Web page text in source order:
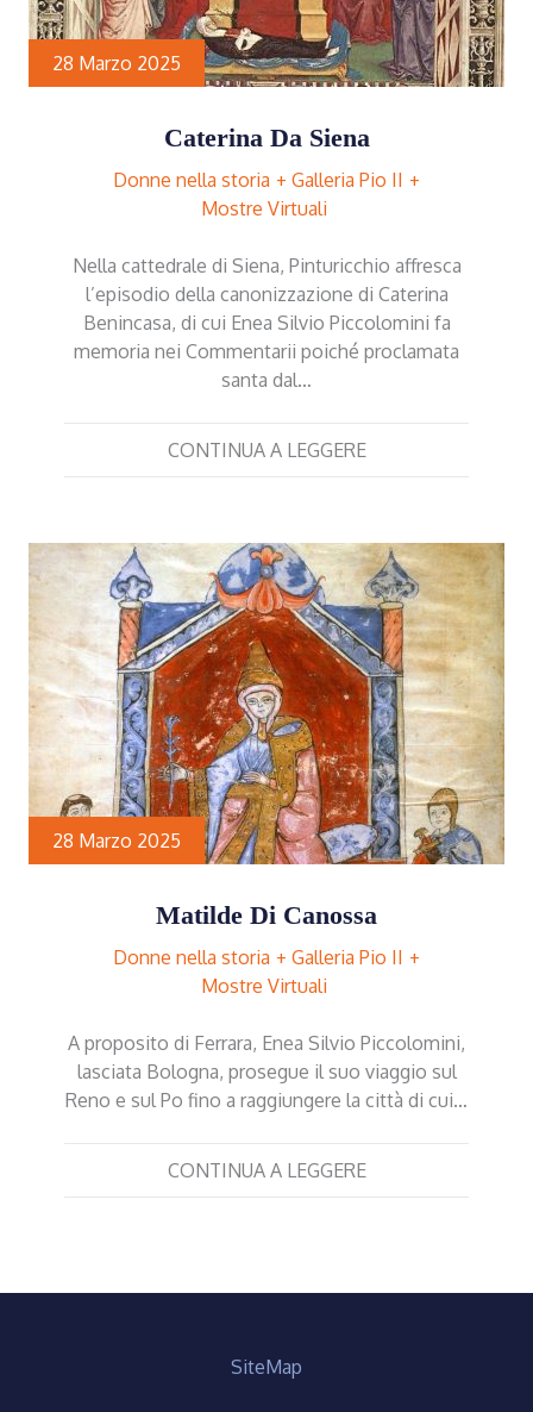
28 Marzo 2025
Caterina Da Siena
Donne nella storia
Galleria Pio II
Mostre Virtuali
Nella cattedrale di Siena, Pinturicchio affresca
l’episodio della canonizzazione di Caterina
Benincasa, di cui Enea Silvio Piccolomini fa
memoria nei Commentarii poiché proclamata
santa dal…
CONTINUA A LEGGERE
28 Marzo 2025
Matilde Di Canossa
Donne nella storia
Galleria Pio II
Mostre Virtuali
A proposito di Ferrara, Enea Silvio Piccolomini,
lasciata Bologna, prosegue il suo viaggio sul
Reno e sul Po fino a raggiungere la città di cui…
CONTINUA A LEGGERE
SiteMap